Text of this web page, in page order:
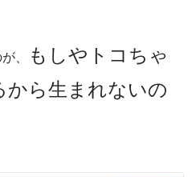
、
もしやトコちゃ
から生まれないの